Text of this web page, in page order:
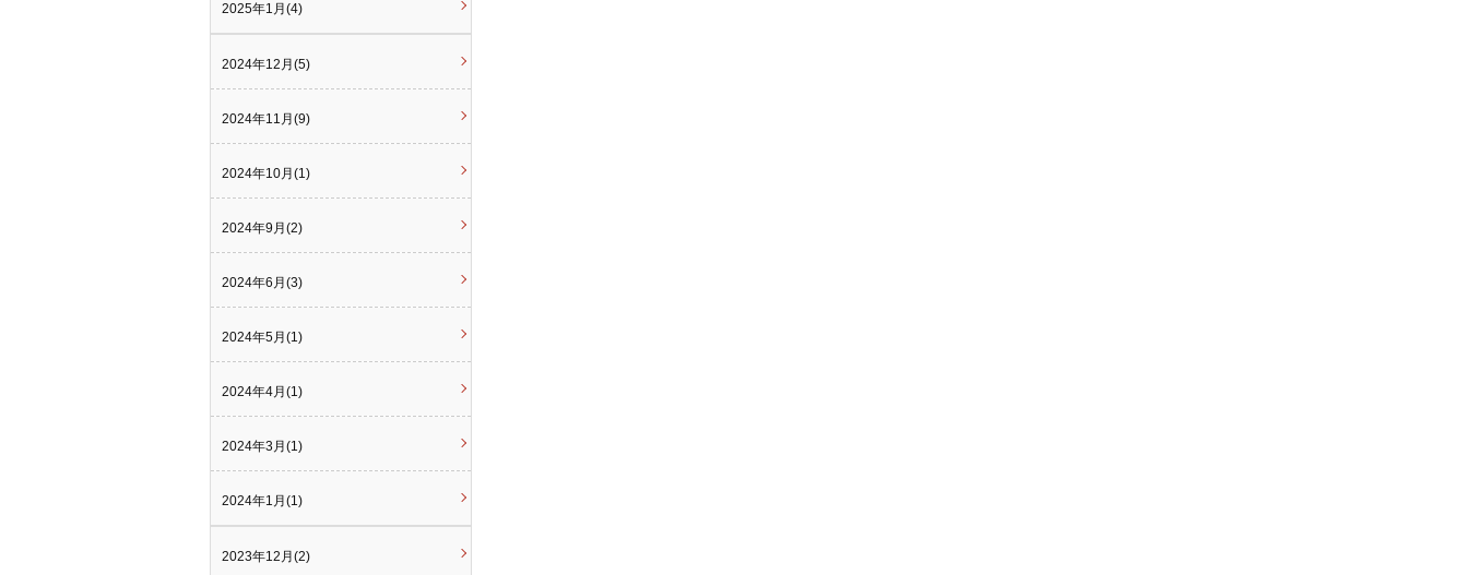
2025年1月(4)
2024年12月(5)
2024年11月(9)
2024年10月(1)
2024年9月(2)
2024年6月(3)
2024年5月(1)
2024年4月(1)
2024年3月(1)
2024年1月(1)
2023年12月(2)